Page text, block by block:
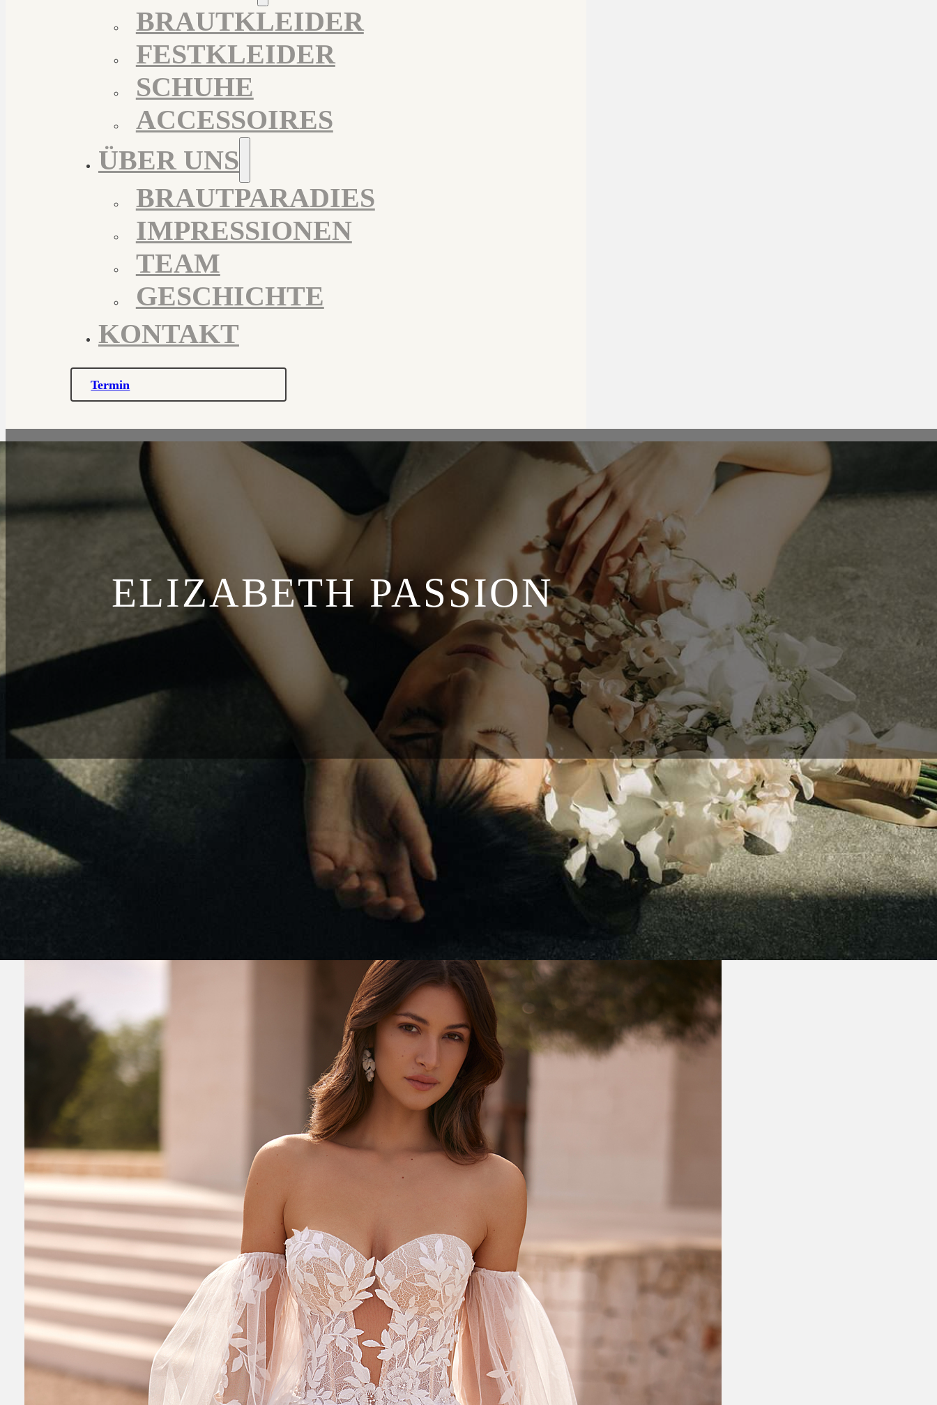
BRAUTKLEIDER
FESTKLEIDER
SCHUHE
ACCESSOIRES
ÜBER UNS
BRAUTPARADIES
IMPRESSIONEN
TEAM
GESCHICHTE
KONTAKT
Termin
ELIZABETH PASSION
BRAUTKLEID 5625 (AB HERBST ERHÄLTLICH)